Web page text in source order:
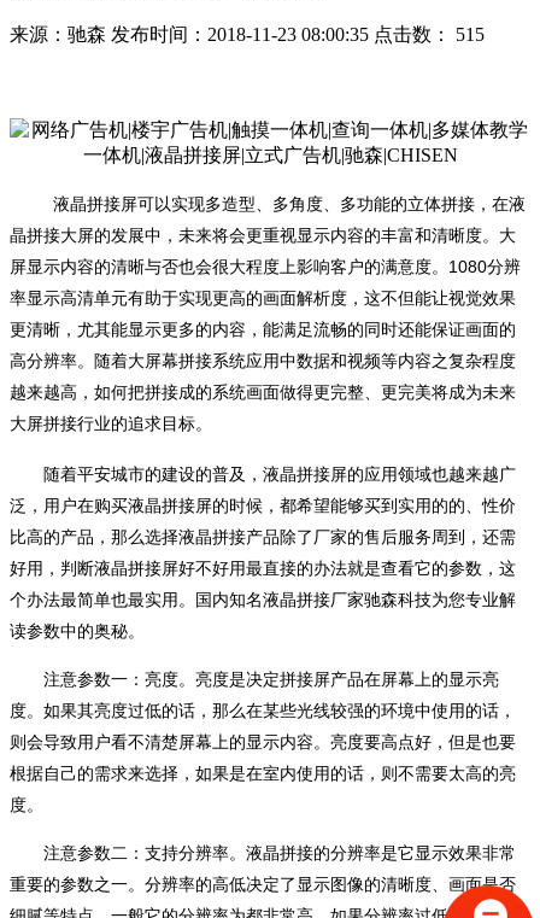
来源：驰森 发布时间：2018-11-23 08:00:35 点击数： 515
液晶拼接屏可以实现多造型、多角度、多功能的立体拼接，在液
晶拼接大屏的发展中，未来将会更重视显示内容的丰富和清晰度。大
屏显示内容的清晰与否也会很大程度上影响客户的满意度。1080分辨
率显示高清单元有助于实现更高的画面解析度，这不但能让视觉效果
更清晰，尤其能显示更多的内容，能满足流畅的同时还能保证画面的
高分辨率。随着大屏幕拼接系统应用中数据和视频等内容之复杂程度
越来越高，如何把拼接成的系统画面做得更完整、更完美将成为未来
大屏拼接行业的追求目标。
随着平安城市的建设的普及，液晶拼接屏的应用领域也越来越广
泛，用户在购买液晶拼接屏的时候，都希望能够买到实用的的、性价
比高的产品，那么选择液晶拼接产品除了厂家的售后服务周到，还需
好用，判断液晶拼接屏好不好用最直接的办法就是查看它的参数，这
个办法最简单也最实用。国内知名液晶拼接厂家驰森科技为您专业解
读参数中的奥秘。
注意参数一：亮度。亮度是决定拼接屏产品在屏幕上的显示亮
度。如果其亮度过低的话，那么在某些光线较强的环境中使用的话，
则会导致用户看不清楚屏幕上的显示内容。亮度要高点好，但是也要
根据自己的需求来选择，如果是在室内使用的话，则不需要太高的亮
度。
注意参数二：支持分辨率。液晶拼接的分辨率是它显示效果非常
重要的参数之一。分辨率的高低决定了显示图像的清晰度、画面是否